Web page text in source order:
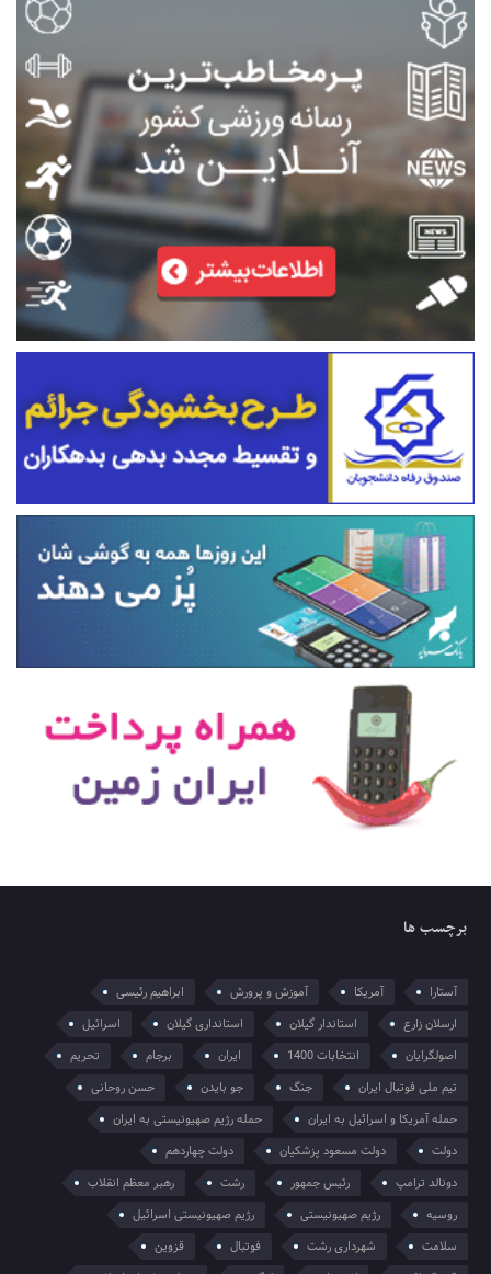
برچسب ها
آستارا آمریکا آموزش و پرورش
ابراهیم رئیسی
ارسلان زارع
استاندار گیلان استانداری گیلان
اسرائیل
اصولگرایان
انتخابات 1400 ایران برجام
تحریم
تیم ملی فوتبال ایران
جنگ جو بایدن
حسن روحانی
حمله آمریکا و اسرائیل به ایران
حمله رژیم صهیونیستی به ایران
دولت
دولت مسعود پزشکیان
دولت چهاردهم
دونالد ترامپ
رئیس جمهور رشت
رهبر معظم انقلاب
روسیه
رژیم صهیونیستی
رژیم صهیونیستی اسرائیل
سلامت
شهرداری رشت فوتبال
قزوین